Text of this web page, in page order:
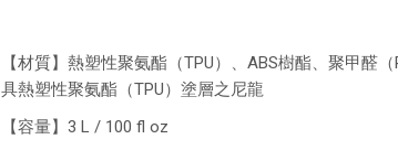
【材質】熱塑性聚氨酯（TPU）、ABS樹酯、聚甲醛
具熱塑性聚氨酯（TPU）塗層之尼龍
【容量】3 L / 100 fl oz